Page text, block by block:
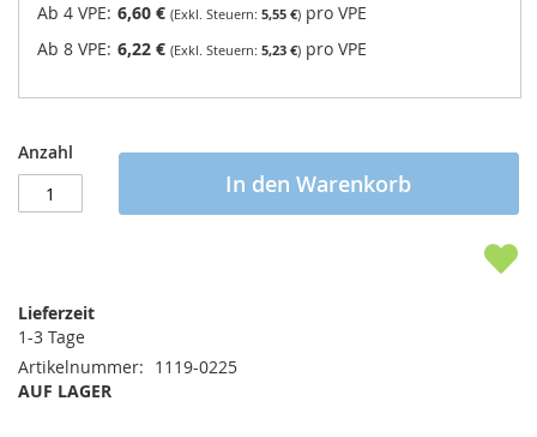
Ab 4 VPE: 6,60 € 5,55 € pro VPE
Ab 8 VPE: 6,22 € 5,23 € pro VPE
Anzahl
In den Warenkorb
Lieferzeit
1-3 Tage
Artikelnummer
1119-0225
AUF LAGER